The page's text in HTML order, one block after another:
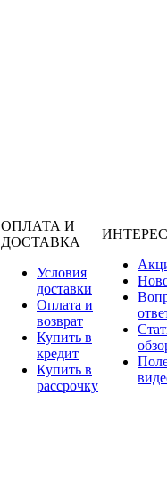
ОПЛАТА И
ДОСТАВКА
Условия
доставки
Оплата и
возврат
Купить в
кредит
Купить в
рассрочку